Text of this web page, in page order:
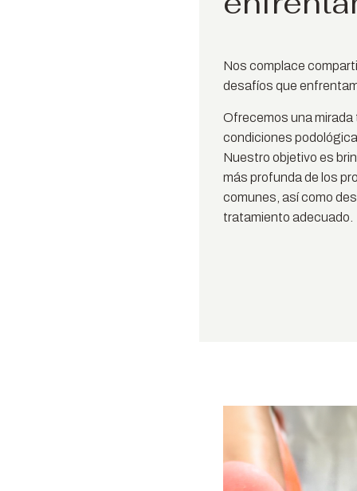
Nos complace
desafíos que
Ofrecemos una
condiciones
Nuestro objetivo es
más profunda de los
comunes, así como
tratamiento adecuado.